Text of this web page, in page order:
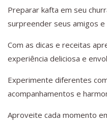
Preparar kafta em seu
surpreender seus amigos e
Com as dicas e receitas
experiência deliciosa e
Experimente diferentes
acompanhamentos e
Aproveite cada momento